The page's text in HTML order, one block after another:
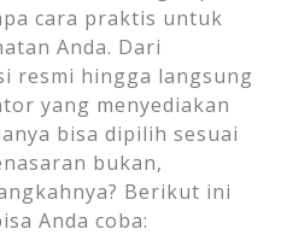
cara praktis untuk
Anda. Dari
resmi hingga langsung
yang menyediakan
bisa dipilih sesuai
bukan,
Berikut ini
Anda coba: